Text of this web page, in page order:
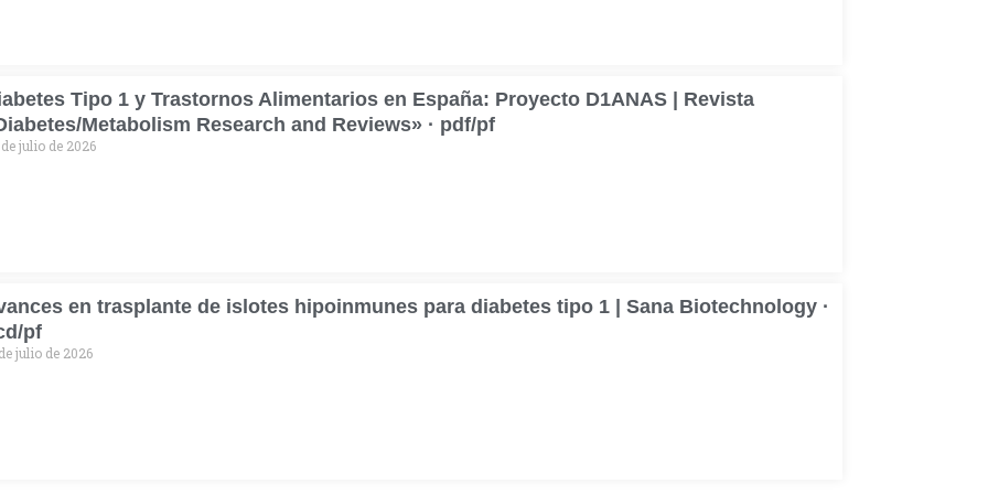
Tipo 1 y Trastornos Alimentarios en España: Proyecto D1ANAS | Revista
Metabolism Research and Reviews» · pdf/pf
julio de 2026
en trasplante de islotes hipoinmunes para diabetes tipo 1 | Sana Biotechnology ·
pf
julio de 2026